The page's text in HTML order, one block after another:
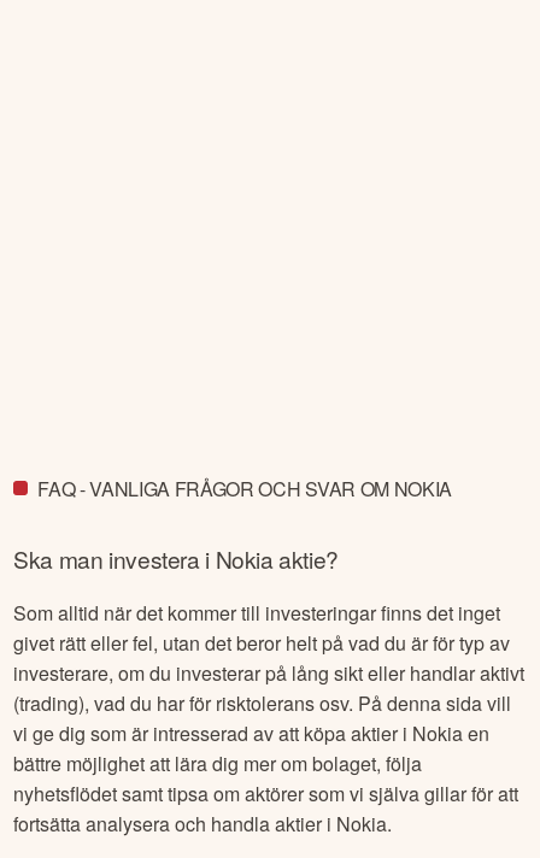
FAQ - VANLIGA FRÅGOR OCH SVAR OM NOKIA
Ska man investera i Nokiaaktie?
Som alltid när det kommer till investeringar finns det inget
givet rätt eller fel, utan det beror helt på vad du är för typ av
investerare, om du investerar på lång sikt eller handlar aktivt
(trading), vad du har för risktolerans osv. På denna sida vill
vi ge dig som är intresserad av att köpa aktier i Nokiaen
bättre möjlighet att lära dig mer om bolaget, följa
nyhetsflödet samt tipsa om aktörer som vi själva gillar för att
fortsätta analysera och handla aktier i Nokia.